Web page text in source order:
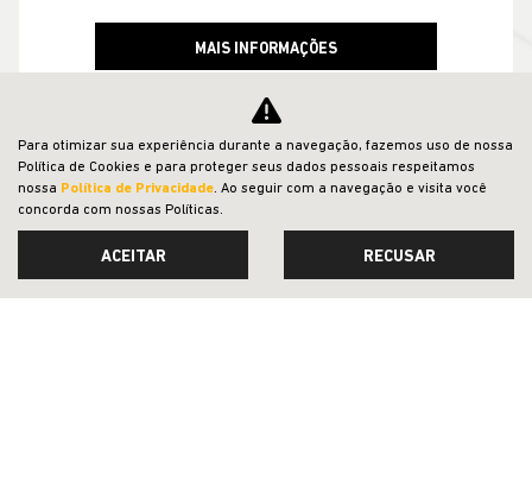
MAIS INFORMAÇÕES
VER TODOS OS VEÍCULOS RELACIONADOS
Para otimizar sua experiência durante a navegação, fazemos uso de nossa
Política de Cookies e para proteger seus dados pessoais respeitamos
nossa Política de Privacidade. Ao seguir com a navegação e visita você
concorda com nossas Políticas.
ACEITAR RECUSAR